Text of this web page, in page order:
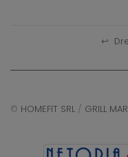
↩
© HOMEFIT SRL / GRILL